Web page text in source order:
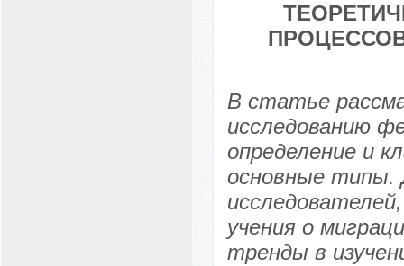
В статье
исследованию
определение и
основные типы.
учения о
тренды в